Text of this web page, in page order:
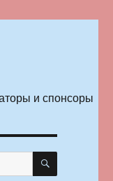
и спонсоры
ПОИСК